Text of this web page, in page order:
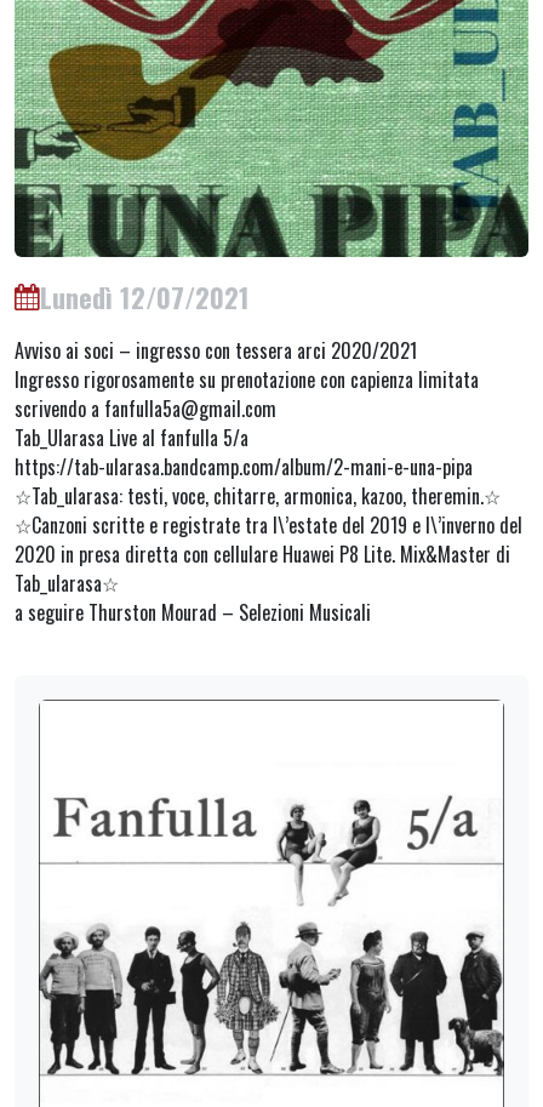
Lunedì 12/07/2021
Avviso ai soci – ingresso con tessera arci 2020/2021
Ingresso rigorosamente su prenotazione con capienza limitata
scrivendo a fanfulla5a@gmail.com
Tab_Ularasa Live al fanfulla 5/a
https://tab-ularasa.bandcamp.com/album/2-mani-e-una-pipa
☆Tab_ularasa: testi, voce, chitarre, armonica, kazoo, theremin.☆
☆Canzoni scritte e registrate tra l\’estate del 2019 e l\’inverno del
2020 in presa diretta con cellulare Huawei P8 Lite. Mix&Master di
Tab_ularasa☆
a seguire Thurston Mourad – Selezioni Musicali